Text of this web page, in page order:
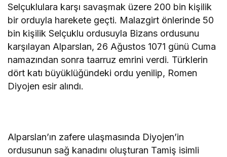
Selçuklulara karşı savaşmak üzere 200 bin kişilik
bir orduyla harekete geçti. Malazgirt önlerinde 50
bin kişilik Selçuklu ordusuyla Bizans ordusunu
karşılayan Alparslan, 26 Ağustos 1071 günü Cuma
namazından sonra taarruz emrini verdi. Türklerin
dört katı büyüklüğündeki ordu yenilip, Romen
Diyojen esir alındı.
Alparslan’ın zafere ulaşmasında Diyojen’in
ordusunun sağ kanadını oluşturan Tamiş isimli